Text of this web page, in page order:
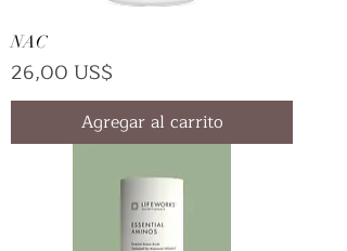
NAC
Precio
26,00 US$
Agregar al carrito